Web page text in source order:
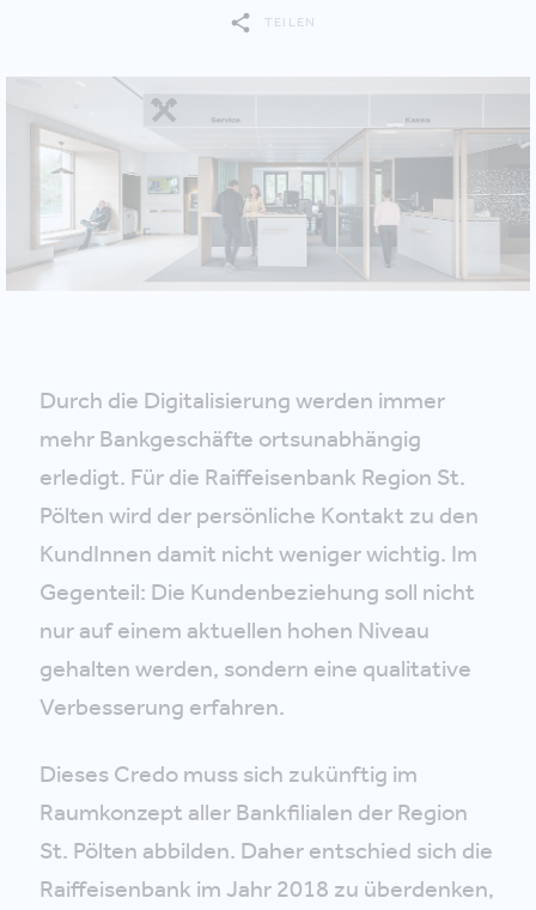
TEILEN
Durch die Digitalisierung werden immer
mehr Bankgeschäfte ortsunabhängig
erledigt. Für die Raiffeisenbank Region St.
Pölten wird der persönliche Kontakt zu den
KundInnen damit nicht weniger wichtig. Im
Gegenteil: Die Kundenbeziehung soll nicht
nur auf einem aktuellen hohen Niveau
gehalten werden, sondern eine qualitative
Verbesserung erfahren.
Dieses Credo muss sich zukünftig im
Raumkonzept aller Bankfilialen der Region
St. Pölten abbilden. Daher entschied sich die
Raiffeisenbank im Jahr 2018 zu überdenken,